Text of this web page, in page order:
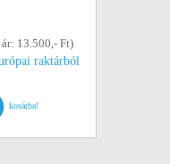
13.500,- Ft)
raktárból
kosárba!